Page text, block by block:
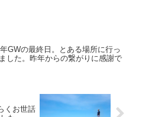
GWの最終日。とある場所に行っ
した。昨年からの繋がりに感謝で
くお世話